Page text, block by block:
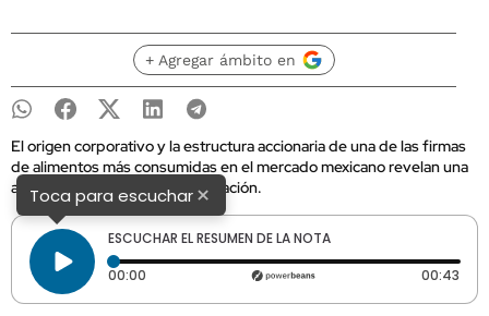
+ Agregar ámbito en
El origen corporativo y la estructura accionaria de una de las firmas
de alimentos más consumidas en el mercado mexicano revelan una
alianza estratégica de larga duración.
Toca para escuchar×
ESCUCHAR EL RESUMEN DE LA NOTA
00:00 Tiempo transcurrido: 0 segundos 00:43